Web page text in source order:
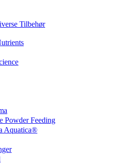
Tilbehør
Powder Feeding
Aquatica®